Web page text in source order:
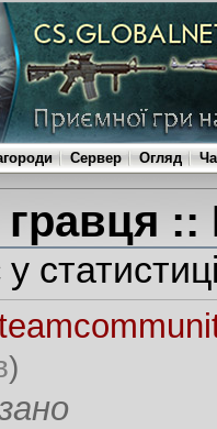
Сервер Огляд
::
)